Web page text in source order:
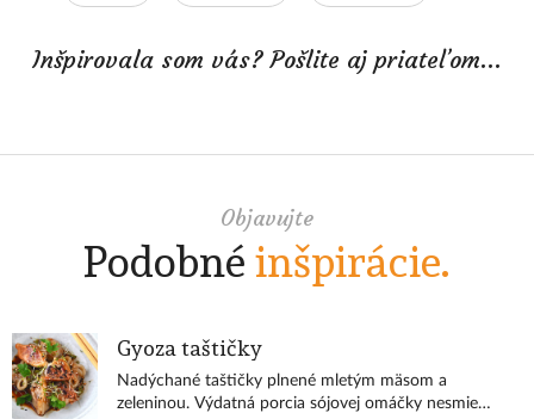
Inšpirovala som vás? Pošlite aj priateľom...
Objavujte
Podobné inšpirácie.
Gyoza taštičky
Nadýchané taštičky plnené mletým mäsom a
zeleninou. Výdatná porcia sójovej omáčky nesmie